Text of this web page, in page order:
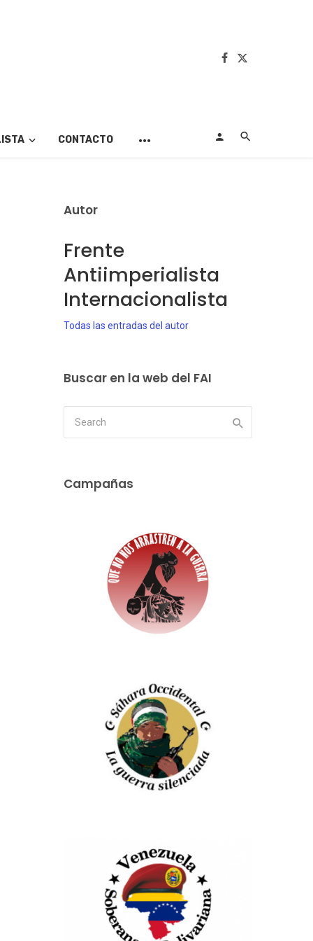
CONTACTO
Autor
Frente
Antiimperialista
Internacionalista
Todas las entradas del autor
Buscar en la web del FAI
Campañas